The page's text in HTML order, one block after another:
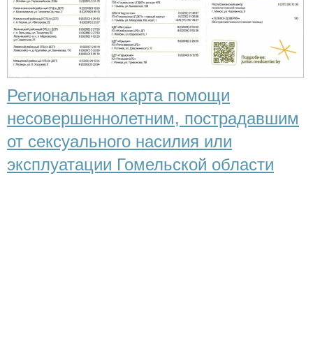
Региональная карта помощи
несовершеннолетним, пострадавшим
от сексуального насилия или
эксплуатации Гомельской области